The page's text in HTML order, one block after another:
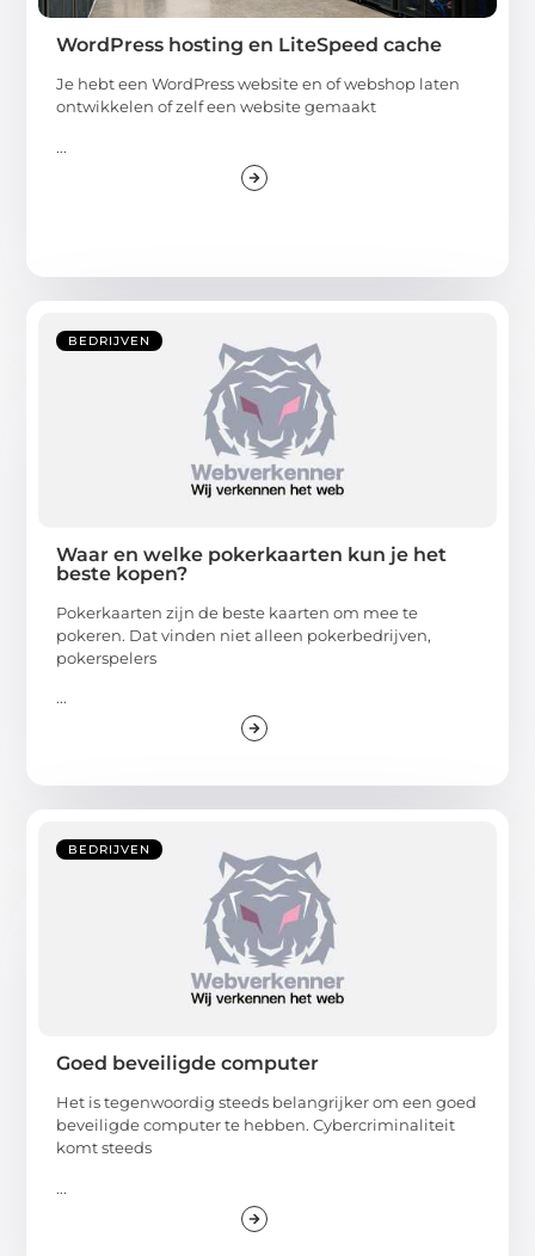
WordPress hosting en LiteSpeed cache
Je hebt een WordPress website en of webshop laten
ontwikkelen of zelf een website gemaakt
...
BEDRIJVEN
Waar en welke pokerkaarten kun je het
beste kopen?
Pokerkaarten zijn de beste kaarten om mee te
pokeren. Dat vinden niet alleen pokerbedrijven,
pokerspelers
...
BEDRIJVEN
Goed beveiligde computer
Het is tegenwoordig steeds belangrijker om een goed
beveiligde computer te hebben. Cybercriminaliteit
komt steeds
...